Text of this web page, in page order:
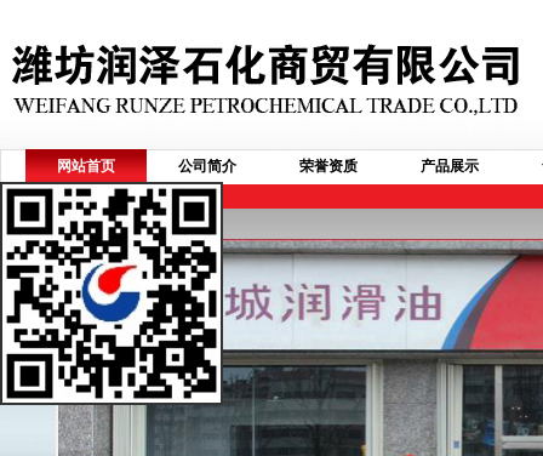
网站首页 公司简介 荣誉资质 产品展示